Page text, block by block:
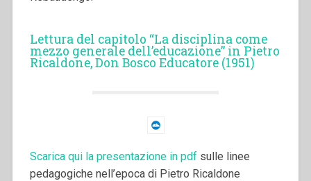
Lettura del capitolo “La disciplina come
mezzo generale dell’educazione” in Pietro
Ricaldone, Don Bosco Educatore (1951)
Scarica qui la presentazione in pdfsulle linee
pedagogiche nell’epoca di Pietro Ricaldone